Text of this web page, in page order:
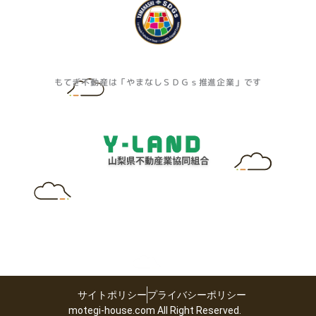
もてぎ不動産は「やまなしＳＤＧｓ推進企業」です
サイトポリシープライバシーポリシー
motegi-house.com All Right Reserved.